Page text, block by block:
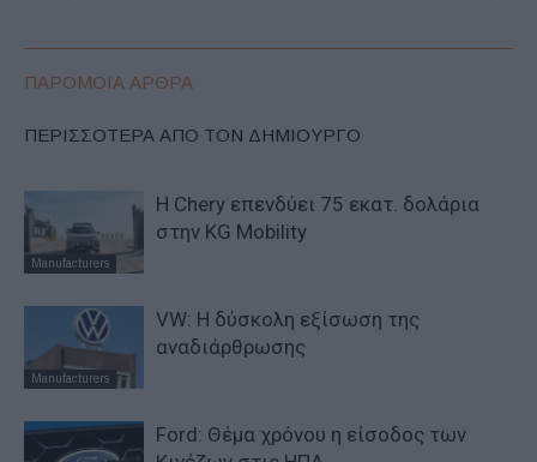
ΠΑΡΟΜΟΙΑ ΑΡΘΡΑ
ΠΕΡΙΣΣΟΤΕΡΑ ΑΠΟ ΤΟΝ ΔΗΜΙΟΥΡΓΟ
Manufacturers
Η Chery επενδύει 75 εκατ. δολάρια
στην KG Mobility
Manufacturers
VW: Η δύσκολη εξίσωση της
αναδιάρθρωσης
Ford: Θέμα χρόνου η είσοδος των